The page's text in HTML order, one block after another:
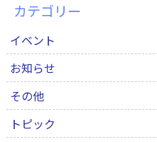
カテゴリー
イベント
お知らせ
その他
トピック